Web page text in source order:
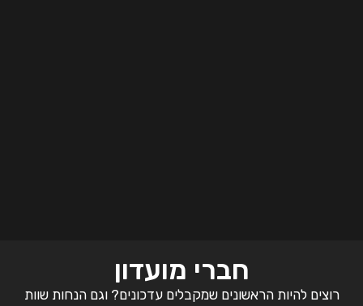
חברי מועדון
רוצים להיות הראשונים שמקבלים עדכונים? וגם הנחות שוות